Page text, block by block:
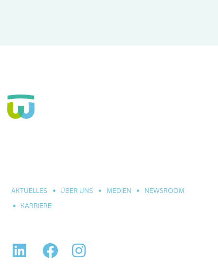
AKTUELLES ÜBER UNS MEDIEN
NEWSROOM
KARRIERE
LinkedIn Facebook